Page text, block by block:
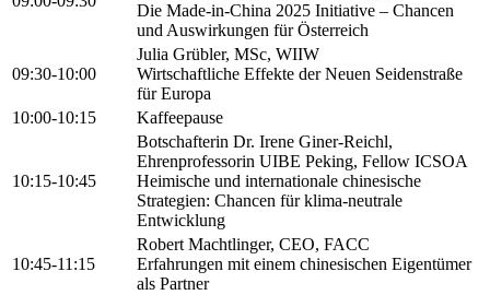
Die Made-in-China 2025 Initiative – Chancen
und Auswirkungen für Österreich
09:30-10:00
Julia Grübler, MSc, WIIW
Wirtschaftliche Effekte der Neuen Seidenstraße
für Europa
10:00-10:15
Kaffeepause
10:15-10:45
Botschafterin Dr. Irene Giner-Reichl,
Ehrenprofessorin UIBE Peking, Fellow ICSOA
Heimische und internationale chinesische
Strategien: Chancen für klima-neutrale
Entwicklung
10:45-11:15
Robert Machtlinger, CEO, FACC
Erfahrungen mit einem chinesischen Eigentümer
als Partner